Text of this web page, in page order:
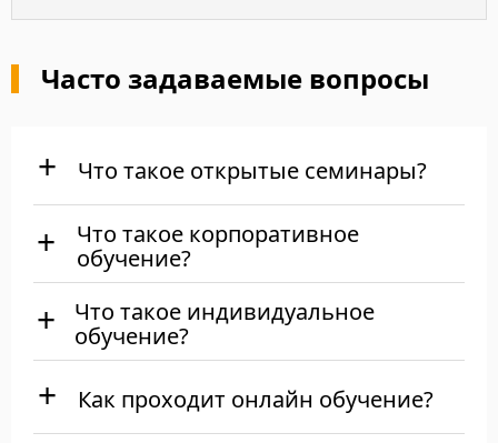
Часто задаваемые вопросы
Что такое открытые семинары?
Что такое корпоративное
обучение?
Что такое индивидуальное
обучение?
Как проходит онлайн обучение?